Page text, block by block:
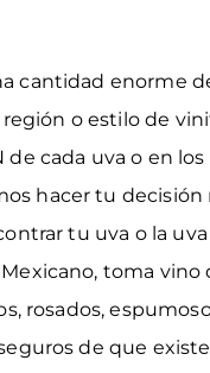
cantidad enorme
o estilo de
cada uva o en
hacer tu
tu uva o la
toma
rosados,
de que